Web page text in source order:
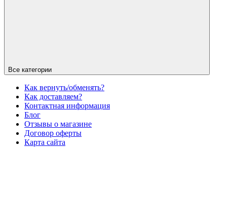
Все категории
Как вернуть/обменять?
Как доставляем?
Контактная информация
Блог
Отзывы о магазине
Договор оферты
Карта сайта